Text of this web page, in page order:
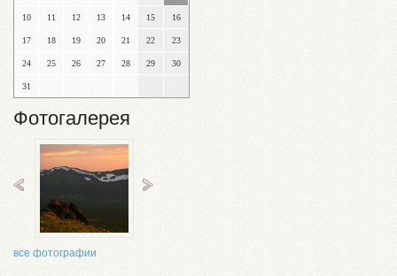
10 11 12 13 14 15 16
17 18 19 20 21 22 23
24 25 26 27 28 29 30
31
Фотогалерея
все фотографии